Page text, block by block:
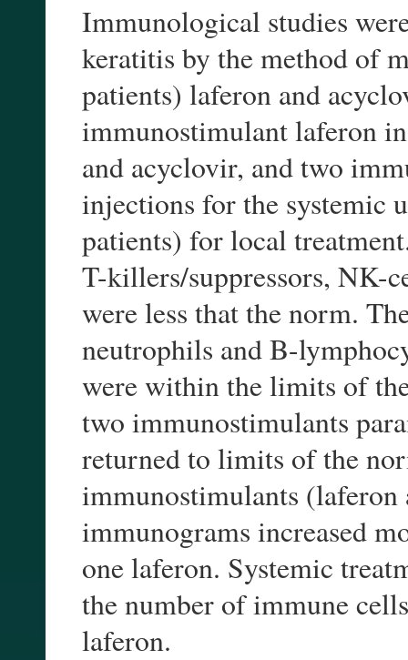
Immunological studies
keratitis by the method of
patients) laferon and
immunostimulant laferon
and acyclovir, and two
injections for the systemic
patients) for local
T-killers/suppressors, NK-
were less that the norm.
neutrophils and B-
were within the limits of
two immunostimulants
returned to limits of the
immunostimulants
immunograms increased
one laferon. Systemic
the number of immune
laferon.